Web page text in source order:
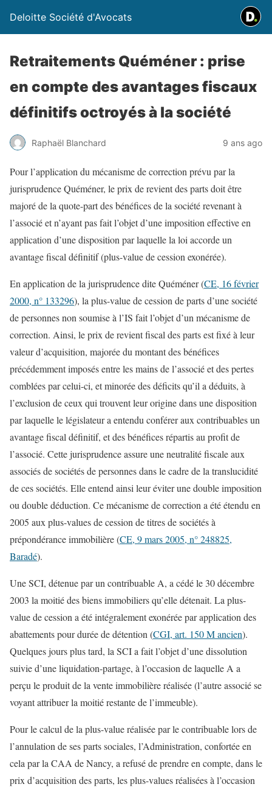
Deloitte Société d'Avocats
Retraitements Quéméner : prise
en compte des avantages fiscaux
définitifs octroyés à la société
Raphaël Blanchard 9 ans ago
Pour l’application du mécanisme de correction prévu par la
jurisprudence Quéméner, le prix de revient des parts doit être
majoré de la quote-part des bénéfices de la société revenant à
l’associé et n’ayant pas fait l’objet d’une imposition effective en
application d’une disposition par laquelle la loi accorde un
avantage fiscal définitif (plus-value de cession exonérée).
En application de la jurisprudence dite Quéméner (CE, 16 février
2000, n° 133296), la plus-value de cession de parts d’une société
de personnes non soumise à l’IS fait l’objet d’un mécanisme de
correction. Ainsi, le prix de revient fiscal des parts est fixé à leur
valeur d’acquisition, majorée du montant des bénéfices
précédemment imposés entre les mains de l’associé et des pertes
comblées par celui-ci, et minorée des déficits qu’il a déduits, à
l’exclusion de ceux qui trouvent leur origine dans une disposition
par laquelle le législateur a entendu conférer aux contribuables un
avantage fiscal définitif, et des bénéfices répartis au profit de
l’associé. Cette jurisprudence assure une neutralité fiscale aux
associés de sociétés de personnes dans le cadre de la translucidité
de ces sociétés. Elle entend ainsi leur éviter une double imposition
ou double déduction. Ce mécanisme de correction a été étendu en
2005 aux plus-values de cession de titres de sociétés à
prépondérance immobilière (CE, 9 mars 2005, n° 248825,
Baradé).
Une SCI, détenue par un contribuable A, a cédé le 30 décembre
2003 la moitié des biens immobiliers qu’elle détenait. La plus-
value de cession a été intégralement exonérée par application des
abattements pour durée de détention (CGI, art. 150 M ancien).
Quelques jours plus tard, la SCI a fait l’objet d’une dissolution
suivie d’une liquidation-partage, à l’occasion de laquelle A a
perçu le produit de la vente immobilière réalisée (l’autre associé se
voyant attribuer la moitié restante de l’immeuble).
Pour le calcul de la plus-value réalisée par le contribuable lors de
l’annulation de ses parts sociales, l’Administration, confortée en
cela par la CAA de Nancy, a refusé de prendre en compte, dans le
prix d’acquisition des parts, les plus-values réalisées à l’occasion